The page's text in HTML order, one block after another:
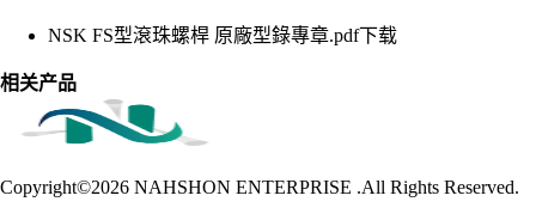
NSK FS型滾珠螺桿 原廠型錄專章.pdf下载
相关产品
Copyright©2026 NAHSHON ENTERPRISE .All Rights Reserved.